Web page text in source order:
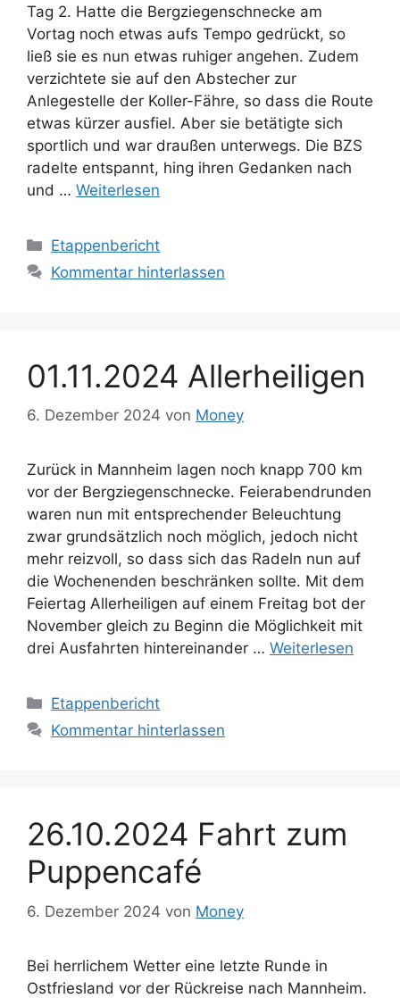
Tag 2. Hatte die Bergziegenschnecke am
Vortag noch etwas aufs Tempo gedrückt, so
ließ sie es nun etwas ruhiger angehen. Zudem
verzichtete sie auf den Abstecher zur
Anlegestelle der Koller-Fähre, so dass die Route
etwas kürzer ausfiel. Aber sie betätigte sich
sportlich und war draußen unterwegs. Die BZS
radelte entspannt, hing ihren Gedanken nach
und … Weiterlesen
Kategorien
Etappenbericht
Kommentar hinterlassen
01.11.2024 Allerheiligen
6. Dezember 2024 von Money
Zurück in Mannheim lagen noch knapp 700 km
vor der Bergziegenschnecke. Feierabendrunden
waren nun mit entsprechender Beleuchtung
zwar grundsätzlich noch möglich, jedoch nicht
mehr reizvoll, so dass sich das Radeln nun auf
die Wochenenden beschränken sollte. Mit dem
Feiertag Allerheiligen auf einem Freitag bot der
November gleich zu Beginn die Möglichkeit mit
drei Ausfahrten hintereinander … Weiterlesen
Kategorien
Etappenbericht
Kommentar hinterlassen
26.10.2024 Fahrt zum
Puppencafé
6. Dezember 2024 von Money
Bei herrlichem Wetter eine letzte Runde in
Ostfriesland vor der Rückreise nach Mannheim.